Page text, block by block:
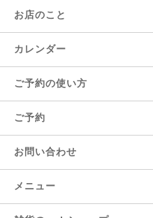
お店のこと
カレンダー
ご予約の使い方
ご予約
お問い合わせ
メニュー